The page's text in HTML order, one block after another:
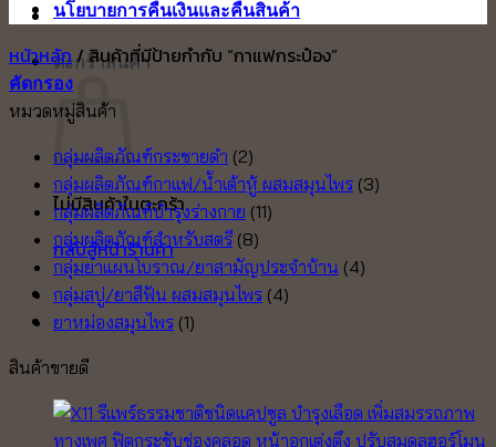
ตะกร้าสินค้า
ไม่มีสินค้าในตะกร้า
กลับสู่หน้าร้านค้า
นโยบายการคืนเงินและคืนสินค้า
หน้าหลัก/สินค้าที่มีป้ายกำกับ “กาแฟกระป๋อง”
คัดกรอง
หมวดหมู่สินค้า
กลุ่มผลิตภัณฑ์กระชายดำ (2)
กลุ่มผลิตภัณฑ์กาแฟ/น้ำเต้าหู้ ผสมสมุนไพร (3)
กลุ่มผลิตภัณฑ์บำรุงร่างกาย (11)
กลุ่มผลิตภัณฑ์สำหรับสตรี (8)
กลุ่มยาแผนโบราณ/ยาสามัญประจำบ้าน (4)
กลุ่มสบู่/ยาสีฟัน ผสมสมุนไพร (4)
ยาหม่องสมุนไพร (1)
สินค้าขายดี